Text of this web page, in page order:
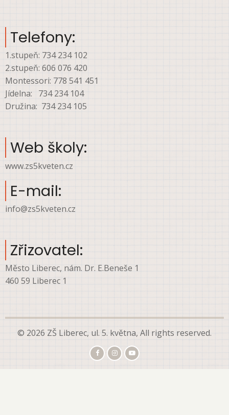
Telefony:
1.stupeň: 734 234 102
2.stupeň: 606 076 420
Montessori: 778 541 451
Jídelna: 734 234 104
Družina: 734 234 105
Web školy:
www.zs5kveten.cz
E-mail:
info@zs5kveten.cz
Zřizovatel:
Město Liberec, nám. Dr. E.Beneše 1
460 59 Liberec 1
© 2026 ZŠ Liberec, ul. 5. května, All rights reserved.